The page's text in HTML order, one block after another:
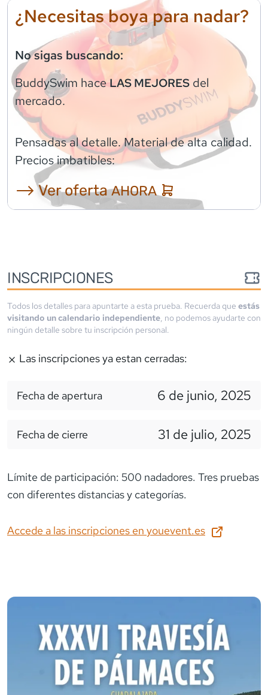
¿Necesitas boya para nadar?
No sigas buscando:
BuddySwim haceLAS MEJORES del
mercado.
Pensadas al detalle. Material de alta calidad.
Precios imbatibles:
⟶ Ver ofertaAHORA
INSCRIPCIONES
Todos los detalles para apuntarte a esta prueba. Recuerda que estás
visitando un calendario independiente, no podemos ayudarte con
ningún detalle sobre tu inscripción personal.
Las inscripciones ya estan cerradas:
Fecha de apertura 6 de junio, 2025
Fecha de cierre 31 de julio, 2025
Límite de participación: 500 nadadores. Tres pruebas
con diferentes distancias y categorías.
Accede a las inscripciones en youevent.es